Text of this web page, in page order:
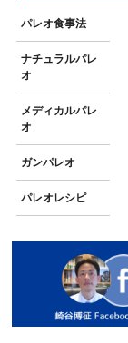
パレオ食事法
ナチュラルパレ
オ
メディカルパレ
オ
ガンパレオ
パレオレシピ